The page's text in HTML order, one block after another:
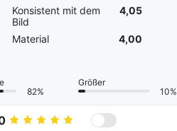
Konsistent mit dem
Bild
4,05
Material 4,00
82%
Größer
10%